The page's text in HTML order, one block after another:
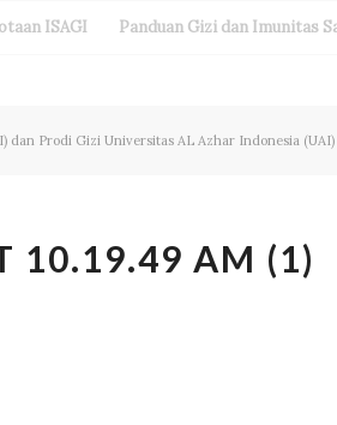
ISAGI Panduan Gizi dan Imunitas
dan Prodi Gizi Universitas AL Azhar Indonesia
10.19.49 AM (1)